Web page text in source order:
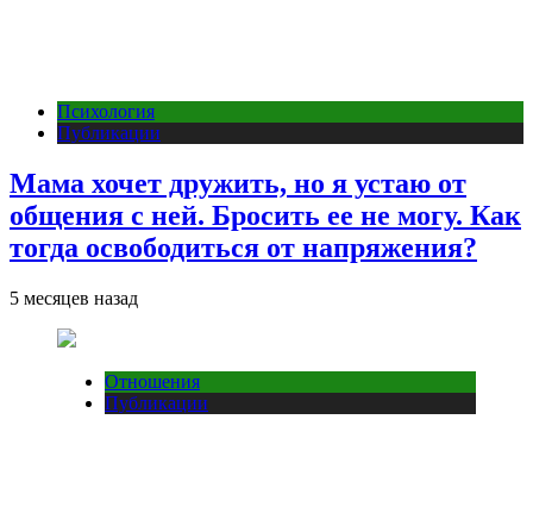
Психология
Публикации
Мама хочет дружить, но я устаю от
общения с ней. Бросить ее не могу. Как
тогда освободиться от напряжения?
5 месяцев назад
Отношения
Публикации